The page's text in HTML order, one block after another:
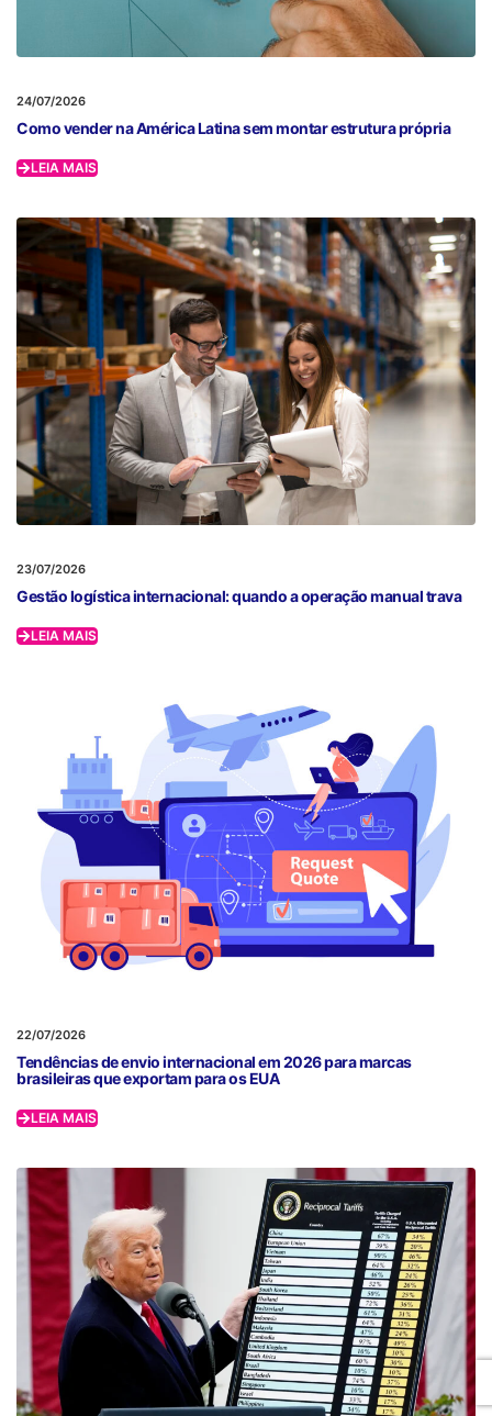
24/07/2026
Como vender na América Latina sem montar estrutura própria
LEIA MAIS
23/07/2026
Gestão logística internacional: quando a operação manual trava
LEIA MAIS
22/07/2026
Tendências de envio internacional em 2026 para marcas
brasileiras que exportam para os EUA
LEIA MAIS